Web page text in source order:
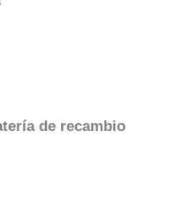
de recambio